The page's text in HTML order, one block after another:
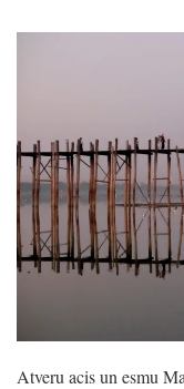
Atveru acis un esmu